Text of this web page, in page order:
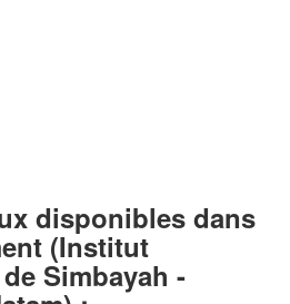
disponibles dans
(Institut
Simbayah -